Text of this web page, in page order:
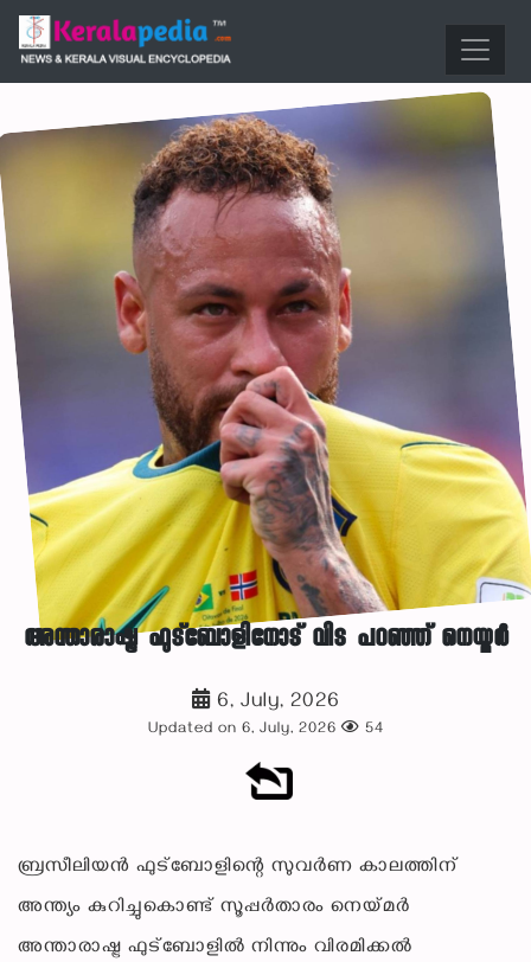
അന്താരാഷ്ട്ര ഫുട്‌ബോളിനോട് വിട പറഞ്ഞ് നെയ്മർ
6, July, 2026
Updated on 6, July, 2026 54
ബ്രസീലിയന്‍ ഫുട്‌ബോളിന്റെ സുവര്‍ണ കാലത്തിന്
അന്ത്യം കുറിച്ചുകൊണ്ട് സൂപ്പര്‍താരം നെയ്മര്‍
അന്താരാഷ്ട്ര ഫുട്‌ബോളില്‍ നിന്നും വിരമിക്കല്‍